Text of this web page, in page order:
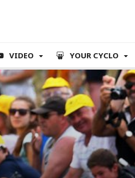
VIDEO YOUR CYCLO